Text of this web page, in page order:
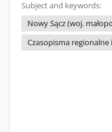
Subject and keywords:
Nowy Sącz (woj.
Czasopisma regionalne